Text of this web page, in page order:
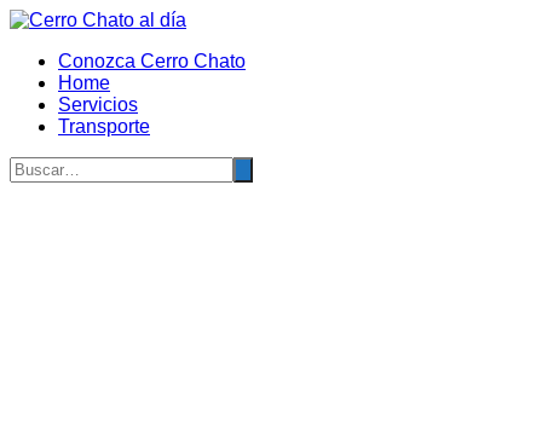
Saltar
contenidoConozca Cerro Chato
Home
Servicios
Transporte